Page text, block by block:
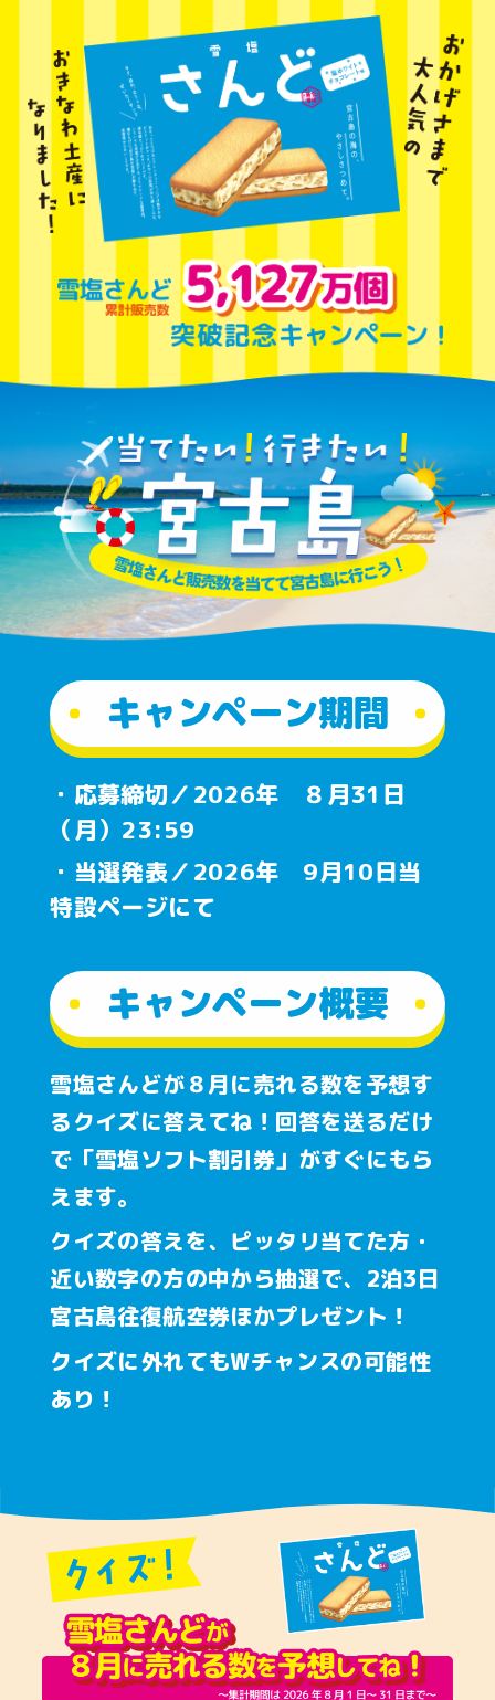
キャンペーン期間
・応募締切／2026年 ８月31日
（月）23:59
・当選発表／2026年 9月10日当
特設ページにて
キャンペーン概要
雪塩さんどが８月に売れる数を予想す
るクイズに答えてね！回答を送るだけ
で「雪塩ソフト割引券」がすぐにもら
えます。
クイズの答えを、ピッタリ当てた方・
近い数字の方の中から抽選で、2泊3日
宮古島往復航空券ほかプレゼント！
クイズに外れてもWチャンスの可能性
あり！